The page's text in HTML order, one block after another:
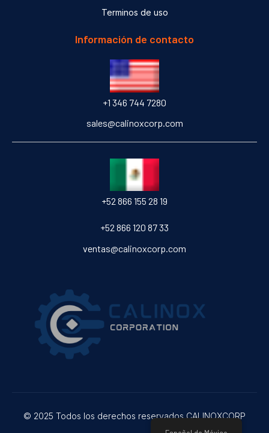
Terminos de uso
Información de contacto
+1 346 744 7280
sales@calinoxcorp.com
‎+52 866 155 28 19
‎+52 866 120 87 33
ventas@calinoxcorp.com
© 2025 Todos los derechos reservados CALINOXCORP